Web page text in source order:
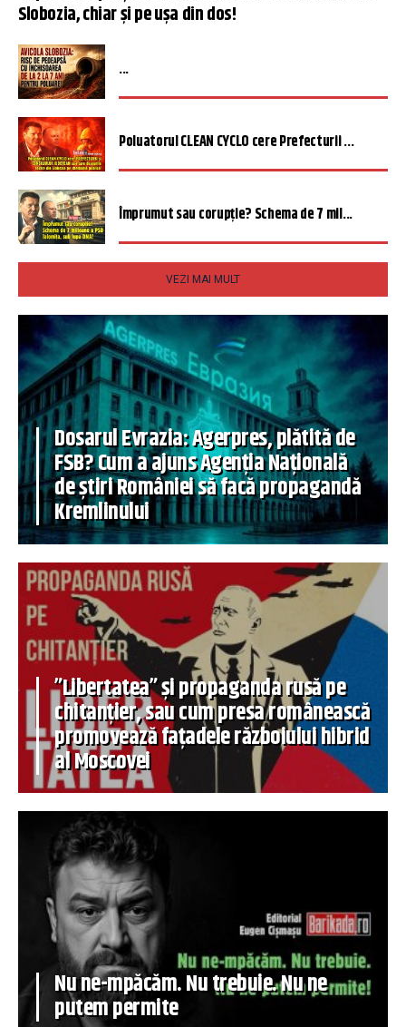
Slobozia, chiar și pe ușa din dos!
...
Poluatorul CLEAN CYCLO cere Prefecturii ...
Împrumut sau corupție? Schema de 7 mil...
VEZI MAI MULT
Dosarul Evrazia: Agerpres, plătită de
FSB? Cum a ajuns Agenția Națională
de știri României să facă propagandă
Kremlinului
”Libertatea” și propaganda rusă pe
chitanțier, sau cum presa românească
promovează fațadele războiului hibrid
al Moscovei
Nu ne-mpăcăm. Nu trebuie. Nu ne
putem permite